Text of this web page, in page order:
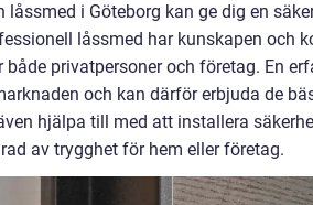
låssmed i Göteborg kan ge dig en
låssmed har kunskapen och
privatpersoner och företag. En
och kan därför erbjuda de
hjälpa till med att installera
av trygghet för hem eller företag.